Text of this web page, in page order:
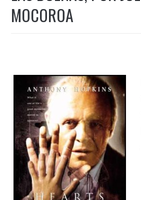
MOCOROA